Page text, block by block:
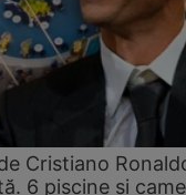
Cristiano
6 piscine și